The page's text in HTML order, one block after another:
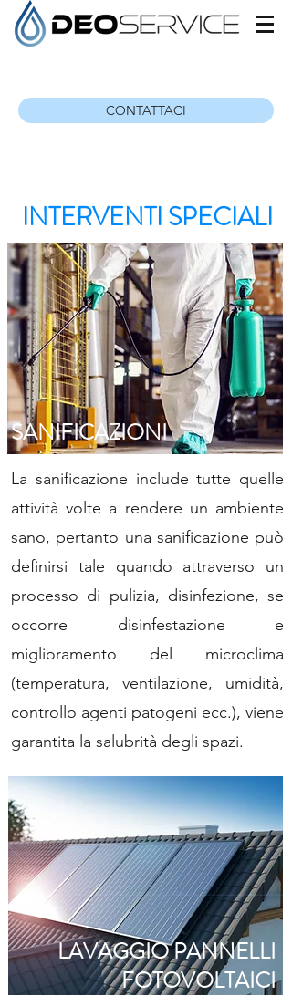
CONTATTACI
INTERVENTI SPECIALI
SANIFICAZIONI
La sanificazione include tutte quelle
attività volte a rendere un ambiente
sano, pertanto una sanificazione può
definirsi tale quando attraverso un
processo di pulizia, disinfezione, se
occorre disinfestazione e
miglioramento del microclima
(temperatura, ventilazione, umidità,
controllo agenti patogeni ecc.), viene
garantita la salubrità degli spazi.
LAVAGGIO PANNELLI
FOTOVOLTAICI